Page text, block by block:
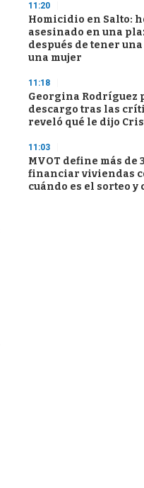
11:20
Homicidio en Salto:
asesinado en una
después de tener
una mujer
11:18
Georgina Rodríguez
descargo tras las
reveló qué le dijo
11:03
MVOT define más de
financiar viviendas
cuándo es el sorteo y